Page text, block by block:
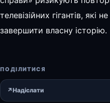
телевізійних гігантів, які
завершити власну історію.
ПОДІЛИТИСЯ
↗Надіслати